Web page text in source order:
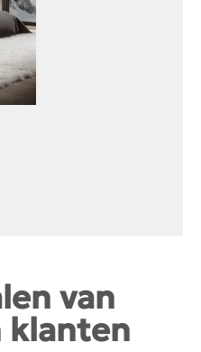
van
klanten